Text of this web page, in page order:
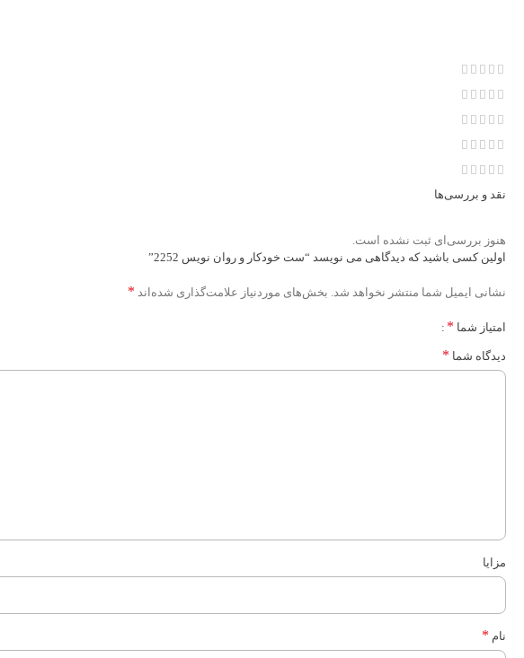
نقد و بررسی‌ها
هنوز بررسی‌ای ثبت نشده است.
اولین کسی باشید که دیدگاهی می نویسد “ست خودکار و روان نویس 2252”
نشانی ایمیل شما منتشر نخواهد شد. بخش‌های موردنیاز علامت‌گذاری شده‌اند *
امتیاز شما *
دیدگاه شما *
مزایا
نام *